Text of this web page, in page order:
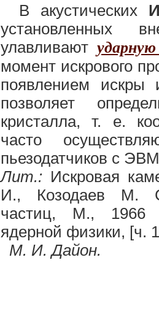
В акустических
установленных
улавливают
момент искрового
появлением искры
позволяет
кристалла, т. е.
часто
пьезодатчиков с
Лит.: Искровая
И., Козодаев М.
частиц, М., 1966
ядерной физики, [ч.
М. И. Дайон.